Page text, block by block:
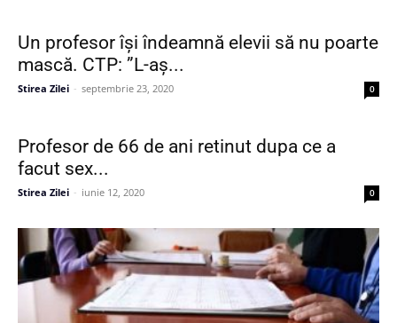
Un profesor își îndeamnă elevii să nu poarte
mască. CTP: ”L-aș...
Stirea Zilei - septembrie 23, 2020 0
Profesor de 66 de ani retinut dupa ce a
facut sex...
Stirea Zilei - iunie 12, 2020 0